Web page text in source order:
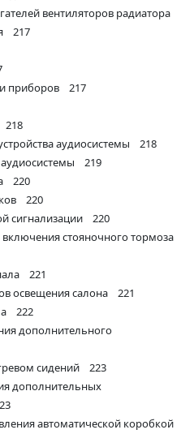
вентиляторов радиатора
217
приборов 217
218
аудиосистемы 218
аудиосистемы 219
220
220
сигнализации 220
стояночного тормоза
221
освещения салона 221
222
дополнительного
сидений 223
дополнительных
автоматической коробкой